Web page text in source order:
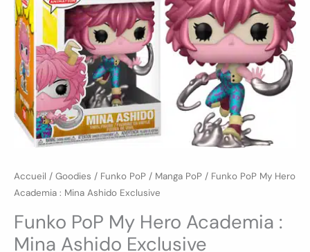
Accueil / Goodies / Funko PoP / Manga PoP / Funko PoP My Hero
Academia : Mina Ashido Exclusive
Funko PoP My Hero Academia :
Mina Ashido Exclusive